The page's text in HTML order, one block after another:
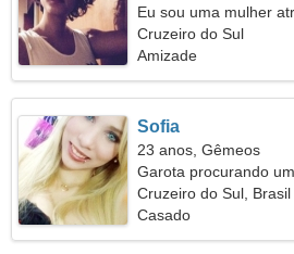
Eu sou uma mulher
Cruzeiro do Sul
Amizade
Sofia
23 anos, Gêmeos
Garota procurando
Cruzeiro do Sul, Brasil
Casado